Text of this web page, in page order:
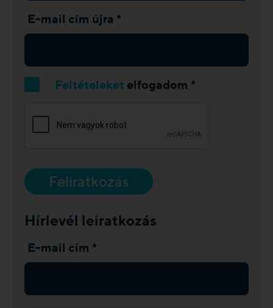
E-mail cím újra *
Feltételeket elfogadom *
Feliratkozás
Hírlevél leiratkozás
E-mail cím *